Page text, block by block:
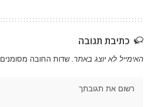
כתיבת תגובה
האימייל לא יוצג באתר. שדות החובה מסומנים